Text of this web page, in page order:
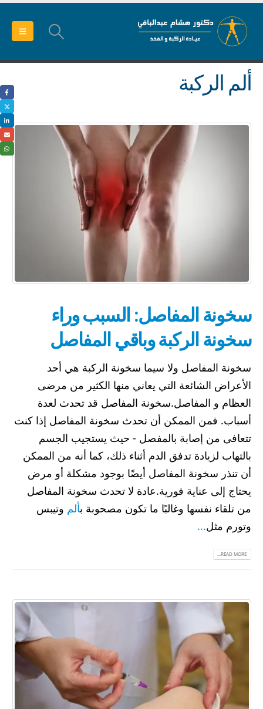
ألم الركبة
سخونة المفاصل: السبب وراء
سخونة الركبة وباقي المفاصل
سخونة المفاصل ولا سيما سخونة الركبة هي أحد
الأعراض الشائعة التي يعاني منها الكثير من مرضى
العظام و المفاصل.سخونة المفاصل قد تحدث لعدة
أسباب. فمن الممكن أن تحدث سخونة المفاصل إذا كنت
تتعافى من إصابة بالمفصل - حيث يستجيب الجسم
بالتهاب لزيادة تدفق الدم أثناء ذلك، كما أنه من الممكن
أن تنذر سخونة المفاصل أيضًا بوجود مشكلة أو مرض
يحتاج إلى عناية فورية.عادة لا تحدث سخونة المفاصل
من تلقاء نفسها وغالبًا ما تكون مصحوبة بألم وتيبس
وتورم مثل...
READ MORE...